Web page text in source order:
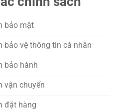
bảo mật
bảo vệ thông tin cá nhân
bảo hành
vận chuyển
đặt hàng